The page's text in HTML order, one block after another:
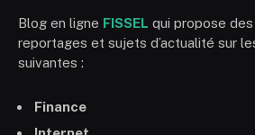
Blog en ligne FISSEL qui propose
reportages et sujets d’actualité sur
suivantes :
Finance